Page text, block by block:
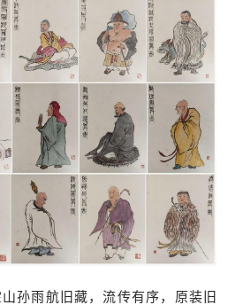
孙雨航旧藏，流传有序，原装旧